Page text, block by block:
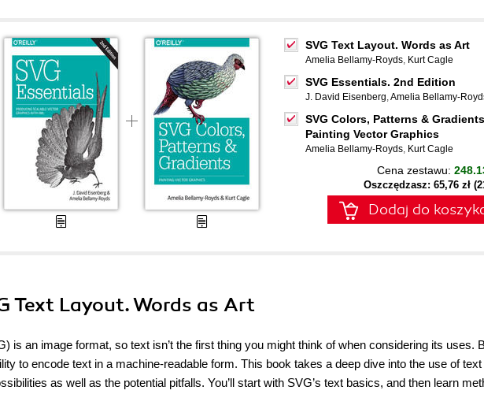
SVG Text Layout. Words as Art
Amelia Bellamy-Royds, Kurt Cagle
SVG Essentials. 2nd Edition
J. David Eisenberg,Amelia Bellamy-
SVG Colors, Patterns &
Painting Vector Graphics
Amelia Bellamy-Royds, Kurt Cagle
Cena zestawu:
Oszczędzasz: 65,76 zł
Dodaj do
Text Layout. Words as Art
is an image format, so text isn’t the first thing you might think of when considering its uses.
to encode text in a machine-readable form. This book takes a deep dive into the use of
as well as the potential pitfalls. You’ll start with SVG’s text basics, and then learn